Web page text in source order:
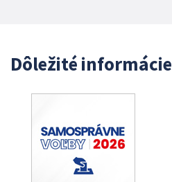
Dôležité informácie